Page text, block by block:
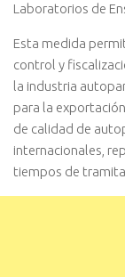
Laboratorios de
Esta medida
control y
la industria
para la
de calidad de
internacionales,
tiempos de